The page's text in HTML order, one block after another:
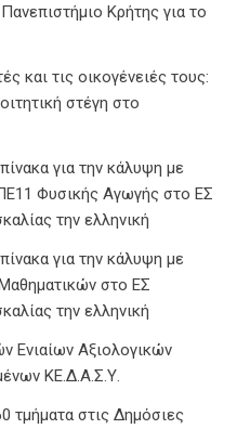
Κρήτης για το
και τις οικογένειές τους:
στέγη στο
για την κάλυψη με
Φυσικής Αγωγής στο ΕΣ
την ελληνική
για την κάλυψη με
στο ΕΣ
την ελληνική
Ενιαίων Αξιολογικών
ΚΕ.Δ.Α.Σ.Υ.
τμήματα στις Δημόσιες